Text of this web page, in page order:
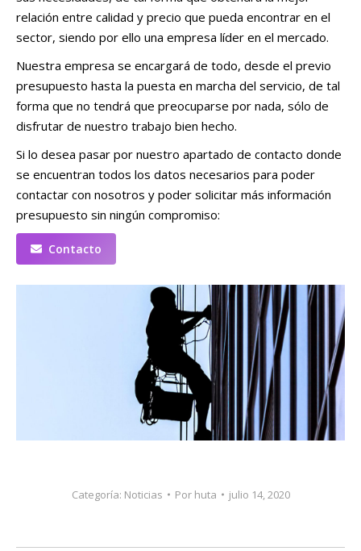
relación entre calidad y precio que pueda encontrar en el
sector, siendo por ello una empresa líder en el mercado.
Nuestra empresa se encargará de todo, desde el previo
presupuesto hasta la puesta en marcha del servicio, de tal
forma que no tendrá que preocuparse por nada, sólo de
disfrutar de nuestro trabajo bien hecho.
Si lo desea pasar por nuestro apartado de contacto donde
se encuentran todos los datos necesarios para poder
contactar con nosotros y poder solicitar más información
presupuesto sin ningún compromiso:
Contacto
Categoría: Noticias Por huta julio 14, 2020